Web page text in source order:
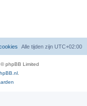
Alle tijden zijn UTC+02:00
phpBB Limited